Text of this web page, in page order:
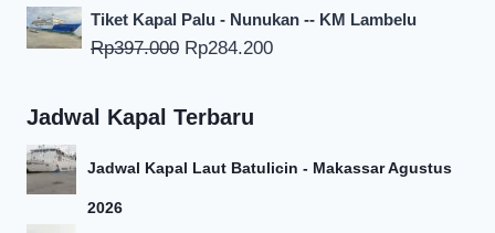
aslinya
adalah:
saat
ini
Tiket Kapal Palu - Nunukan -- KM Lambelu
Rp397.000 Harga
adalah:
Rp284.200Harga
Rp284.200.
Jadwal Kapal Terbaru
Jadwal Kapal Laut Batulicin - Makassar Agustus
2026